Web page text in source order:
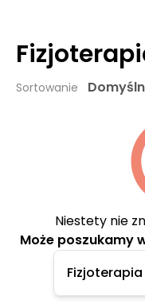
Sortowanie
Niestety nie
Może poszukamy